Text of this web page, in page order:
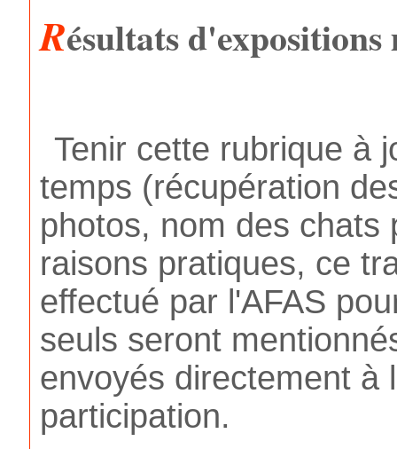
Résultats d'expositions
Tenir cette rubrique à
temps (récupération
photos, nom des chats
raisons pratiques, ce
effectué par l'AFAS
seuls seront
envoyés directement à
participation.